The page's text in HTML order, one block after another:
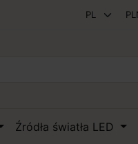
Źródła światła LED